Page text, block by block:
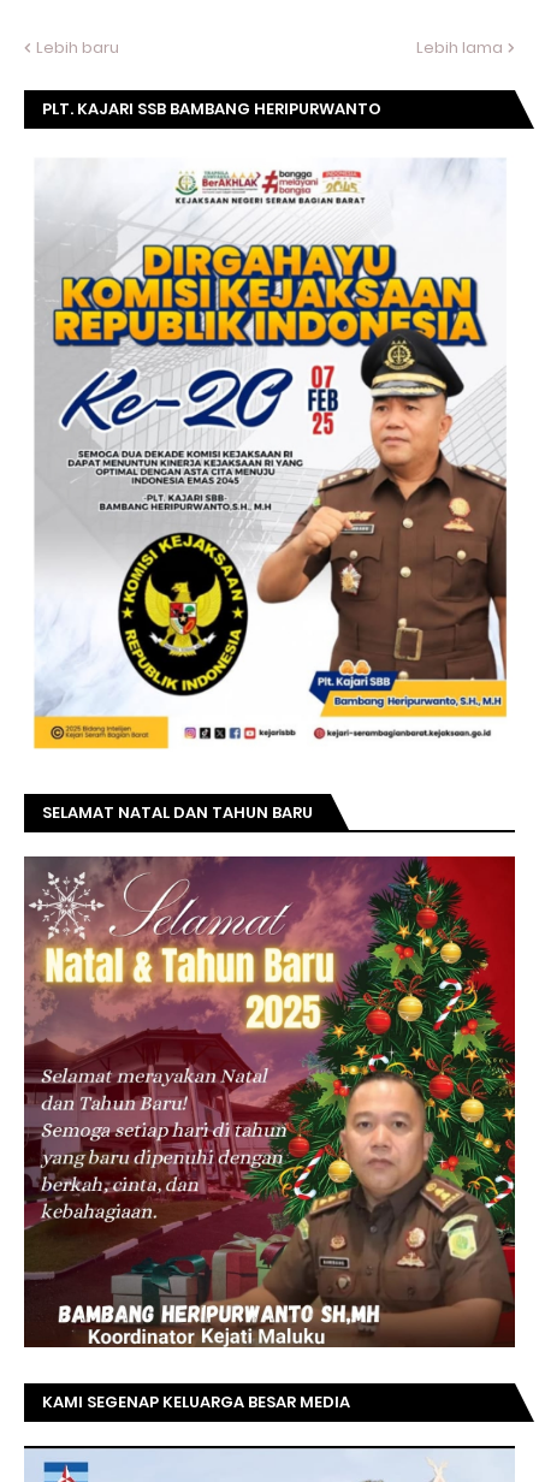
Lebih baru Lebih lama
PLT. KAJARI SSB BAMBANG HERIPURWANTO
KEJAKSAAN RI KE- 20 TAHUN.
SELAMAT NATAL DAN TAHUN BARU
KAMI SEGENAP KELUARGA BESAR MEDIA